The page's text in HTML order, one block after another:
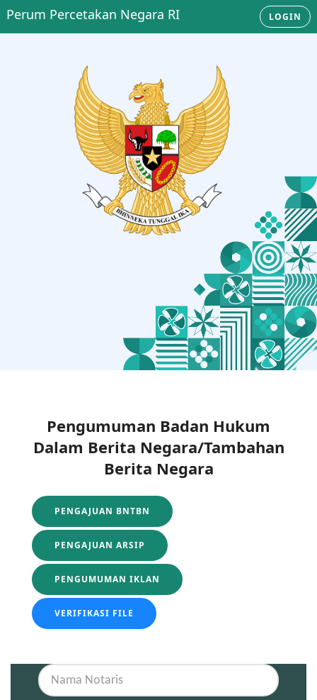
Perum Percetakan Negara RI LOGIN
Pengumuman Badan Hukum
Dalam Berita Negara/Tambahan
Berita Negara
PENGAJUAN BNTBN
PENGAJUAN ARSIP
PENGUMUMAN IKLAN
VERIFIKASI FILE